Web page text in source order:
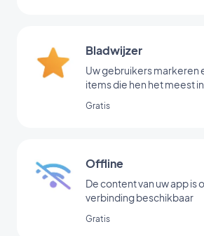
Bladwijzer
Uw gebruikers markeren
items die hen het meest
Gratis
Offline
De content van uw app is
verbinding beschikbaar
Gratis